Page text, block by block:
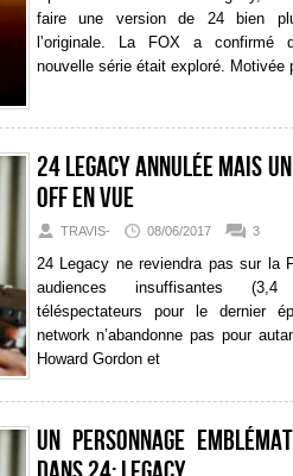
faire une version de 24 bien
l’originale. La FOX a confirmé
nouvelle série était exploré. Motivée
24 Legacy annulée mais
off en vue
TRAVIS- 08/06/2017 3
24 Legacy ne reviendra pas sur la
audiences insuffisantes
téléspectateurs pour le dernier
network n’abandonne pas pour
Howard Gordon et
Un personnage